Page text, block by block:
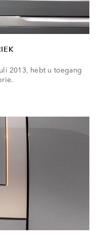
2013, hebt u toegang